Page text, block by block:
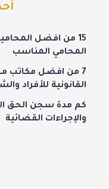
15 من افضل
المحامي المناسب
7 من افضل مكاتب
القانونية للأفراد
كم مدة سجن الحق
والإجراءات القضائية